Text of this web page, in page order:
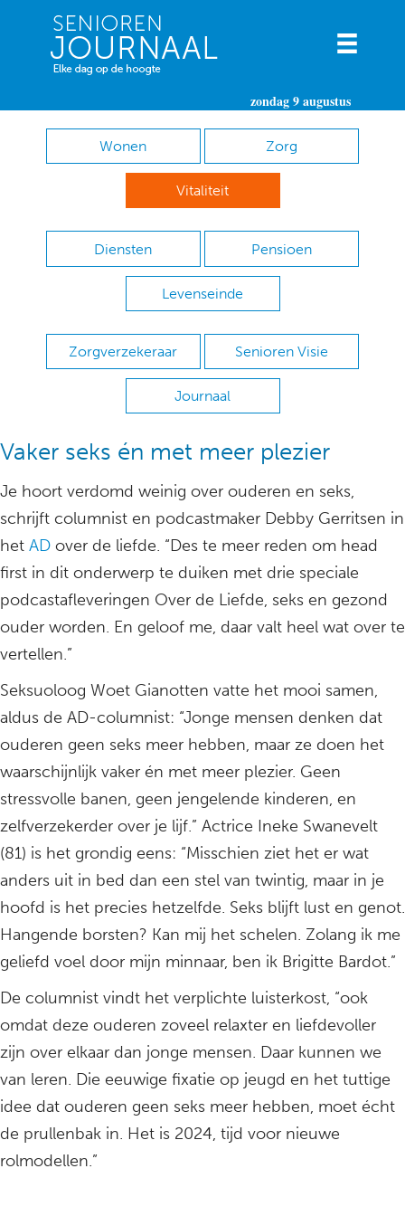
zondag 9 augustus
Wonen Zorg
Vitaliteit
Diensten Pensioen
Levenseinde
Zorgverzekeraar Senioren Visie
Journaal
Vaker seks én met meer plezier
Je hoort verdomd weinig over ouderen en seks,
schrijft columnist en podcastmaker Debby Gerritsen in
het AD over de liefde. “Des te meer reden om head
first in dit onderwerp te duiken met drie speciale
podcastafleveringen Over de Liefde, seks en gezond
ouder worden. En geloof me, daar valt heel wat over te
vertellen.”
Seksuoloog Woet Gianotten vatte het mooi samen,
aldus de AD-columnist: “Jonge mensen denken dat
ouderen geen seks meer hebben, maar ze doen het
waarschijnlijk vaker én met meer plezier. Geen
stressvolle banen, geen jengelende kinderen, en
zelfverzekerder over je lijf.” Actrice Ineke Swanevelt
(81) is het grondig eens: “Misschien ziet het er wat
anders uit in bed dan een stel van twintig, maar in je
hoofd is het precies hetzelfde. Seks blijft lust en genot.
Hangende borsten? Kan mij het schelen. Zolang ik me
geliefd voel door mijn minnaar, ben ik Brigitte Bardot.”
De columnist vindt het verplichte luisterkost, “ook
omdat deze ouderen zoveel relaxter en liefdevoller
zijn over elkaar dan jonge mensen. Daar kunnen we
van leren. Die eeuwige fixatie op jeugd en het tuttige
idee dat ouderen geen seks meer hebben, moet écht
de prullenbak in. Het is 2024, tijd voor nieuwe
rolmodellen.”